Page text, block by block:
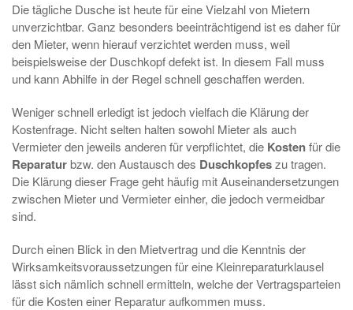
Die tägliche Dusche ist heute für eine Vielzahl von Mietern
unverzichtbar. Ganz besonders beeinträchtigend ist es daher für
den Mieter, wenn hierauf verzichtet werden muss, weil
beispielsweise der Duschkopf defekt ist. In diesem Fall muss
und kann Abhilfe in der Regel schnell geschaffen werden.
Weniger schnell erledigt ist jedoch vielfach die Klärung der
Kostenfrage. Nicht selten halten sowohl Mieter als auch
Vermieter den jeweils anderen für verpflichtet, die Kostenfür die
Reparaturbzw. den Austausch des Duschkopfeszu tragen.
Die Klärung dieser Frage geht häufig mit Auseinandersetzungen
zwischen Mieter und Vermieter einher, die jedoch vermeidbar
sind.
Durch einen Blick in den Mietvertrag und die Kenntnis der
Wirksamkeitsvoraussetzungen für eine Kleinreparaturklausel
lässt sich nämlich schnell ermitteln, welche der Vertragsparteien
für die Kosten einer Reparatur aufkommen muss.